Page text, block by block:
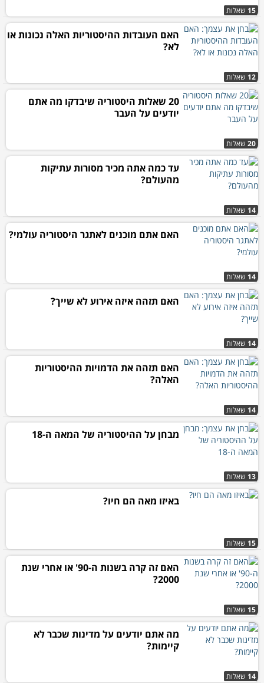
15 שאלות
12 שאלות
האם העובדות ההיסטוריות האלה נכונות או
לא?
20 שאלות
20 שאלות היסטוריה שיבדקו מה אתם
יודעים על העבר
14 שאלות
עד כמה אתה מכיר מסורות עתיקות
מהעולם?
14 שאלות
האם אתם מוכנים לאתגר היסטוריה עולמי?
14 שאלות
האם תזהה איזה אירוע לא שייך?
14 שאלות
האם תזהה את הדמויות ההיסטוריות
האלה?
13 שאלות
מבחן על ההיסטוריה של המאה ה-18
15 שאלות
באיזו מאה הם חיו?
15 שאלות
האם זה קרה בשנות ה-90' או אחרי שנת
2000?
14 שאלות
מה אתם יודעים על מדינות שכבר לא
קיימות?